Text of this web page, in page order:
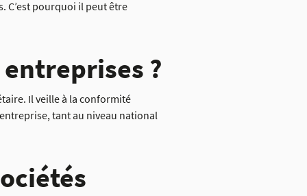
C’est pourquoi il peut être
?
Il veille à la conformité
tant au niveau national